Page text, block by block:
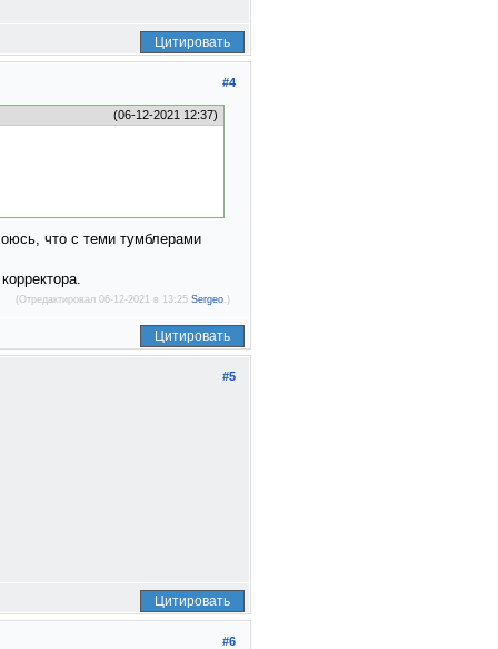
Цитировать
#4
(06-12-2021 12:37)
что с теми тумблерами
(Отредактировал 06-12-2021 в 13:25 Sergeo.)
Цитировать
#5
Цитировать
#6